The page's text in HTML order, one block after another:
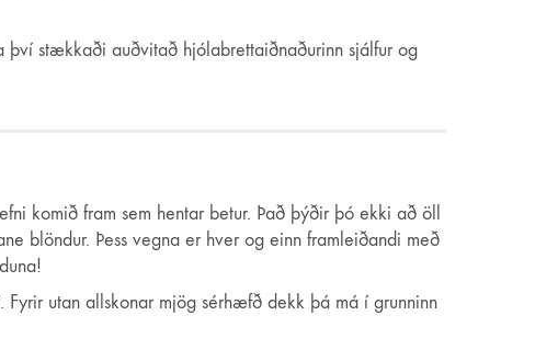
stækkaði auðvitað hjólabrettaiðnaðurinn sjálfur og
komið fram sem hentar betur. Það þýðir þó ekki að öll
blöndur. Þess vegna er hver og einn framleiðandi með
utan allskonar mjög sérhæfð dekk þá má í grunninn